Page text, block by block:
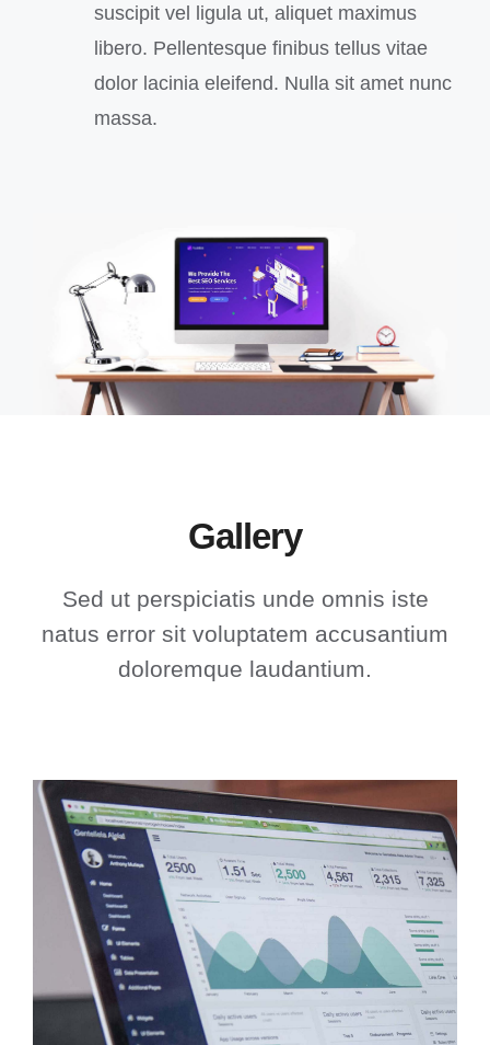
suscipit vel ligula ut, aliquet maximus
libero. Pellentesque finibus tellus vitae
dolor lacinia eleifend. Nulla sit amet nunc
massa.
Gallery
Sed ut perspiciatis unde omnis iste
natus error sit voluptatem accusantium
doloremque laudantium.